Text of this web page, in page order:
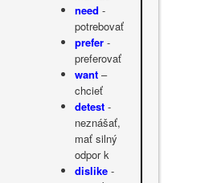
need -
potrebovať
prefer -
preferovať
want –
chcieť
detest -
neznášať,
mať silný
odpor k
dislike -